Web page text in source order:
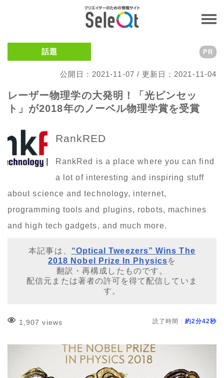
話題
公開日：2021-11-07 / 更新日：2021-11-04
PR
レーザー物理学の大発明！「光ピンセッ
ト」が2018年のノーベル物理学賞を受賞
RankRED
RankRed is a place where you can find
a lot of interesting and inspiring stuff
about science and technology, internet,
programming tools and plugins, robots, machines
and high tech gadgets, and much more.
本記事は、 “Optical Tweezers” Wins The
2018 Nobel Prize In Physicsを
翻訳・再構成したものです。
配信元または著者の許可を得て配信していま
す。
1,907 views 読了時間 : 約2分42秒